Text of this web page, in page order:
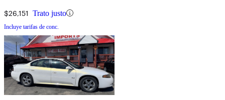
$26,151 Trato justo
Incluye tarifas de conc.